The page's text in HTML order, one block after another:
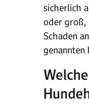
sicherlich
oder groß,
Schaden
genannten